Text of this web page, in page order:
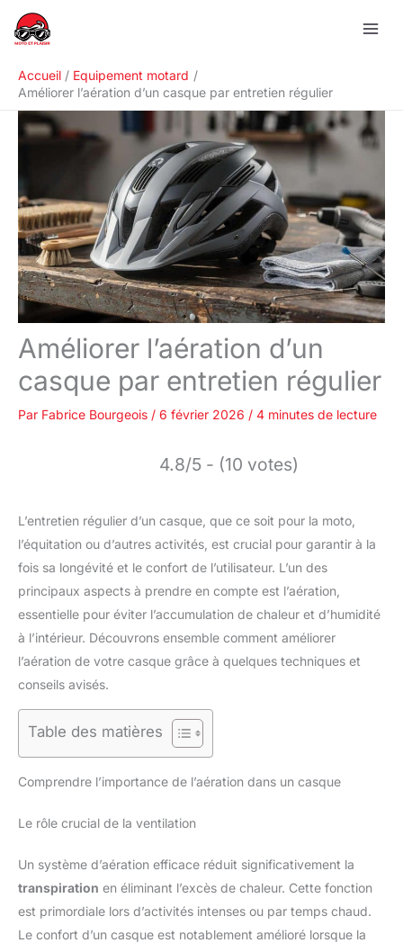
Accueil
Equipement motard
Améliorer l’aération d’un casque par entretien régulier
Améliorer l’aération d’un
casque par entretien régulier
Par Fabrice Bourgeois / 6 février 2026 / 4 minutes de lecture
4.8/5 - (10 votes)
L’entretien régulier d’un casque, que ce soit pour la moto,
l’équitation ou d’autres activités, est crucial pour garantir à la
fois sa longévité et le confort de l’utilisateur. L’un des
principaux aspects à prendre en compte est l’aération,
essentielle pour éviter l’accumulation de chaleur et d’humidité
à l’intérieur. Découvrons ensemble comment améliorer
l’aération de votre casque grâce à quelques techniques et
conseils avisés.
Table des matières
Comprendre l’importance de l’aération dans un casque
Le rôle crucial de la ventilation
Un système d’aération efficace réduit significativement la
transpiration en éliminant l’excès de chaleur. Cette fonction
est primordiale lors d’activités intenses ou par temps chaud.
Le confort d’un casque est notablement amélioré lorsque la
R
e
h
e
r
e
r